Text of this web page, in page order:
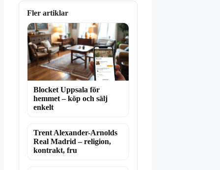
Fler artiklar
Blocket Uppsala för
hemmet – köp och sälj
enkelt
Trent Alexander-Arnolds
Real Madrid – religion,
kontrakt, fru